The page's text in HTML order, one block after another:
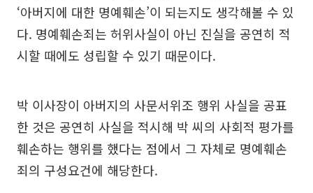
‘아버지에 대한 명예훼손’이 되는지도 생각해볼 수 있
다. 명예훼손죄는 허위사실이 아닌 진실을 공연히 적
시할 때에도 성립할 수 있기 때문이다.
박 이사장이 아버지의 사문서위조 행위 사실을 공표
한 것은 공연히 사실을 적시해 박 씨의 사회적 평가를
훼손하는 행위를 했다는 점에서 그 자체로 명예훼손
죄의 구성요건에 해당한다.